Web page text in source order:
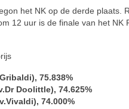
het NK op de derde plaats.
12 uur is de finale van het NK
75.838%
Doolittle), 74.625%
74.000%